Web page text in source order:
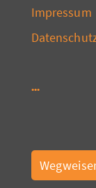
Impressum